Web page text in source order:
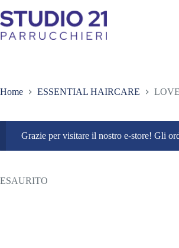
al
contenuto
Home ESSENTIAL HAIRCARE
Grazie per visitare il nostro e-store! Gli
ESAURITO